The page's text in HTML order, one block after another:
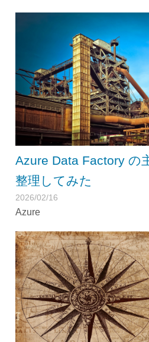
Azure Data Factory の
整理してみた
2026/02/16
Azure